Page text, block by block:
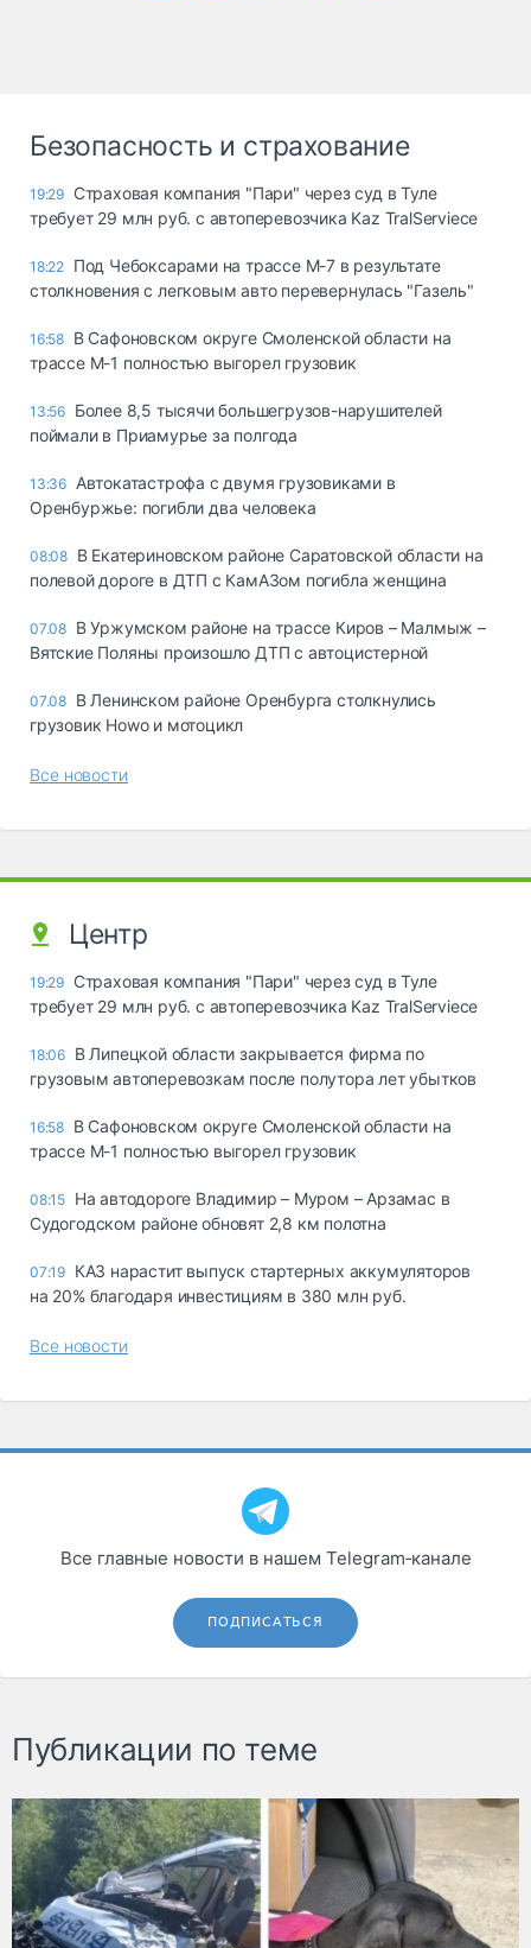
Безопасность и страхование
19:29 Страховая компания "Пари" через суд в Туле
требует 29 млн руб. с автоперевозчика Kaz TralServiece
18:22 Под Чебоксарами на трассе М-7 в результате
столкновения с легковым авто перевернулась "Газель"
16:58 В Сафоновском округе Смоленской области на
трассе М-1 полностью выгорел грузовик
13:56 Более 8,5 тысячи большегрузов-нарушителей
поймали в Приамурье за полгода
13:36 Автокатастрофа с двумя грузовиками в
Оренбуржье: погибли два человека
08:08 В Екатериновском районе Саратовской области на
полевой дороге в ДТП с КамАЗом погибла женщина
07.08 В Уржумском районе на трассе Киров – Малмыж –
Вятские Поляны произошло ДТП с автоцистерной
07.08 В Ленинском районе Оренбурга столкнулись
грузовик Howo и мотоцикл
Все новости
Центр
19:29 Страховая компания "Пари" через суд в Туле
требует 29 млн руб. с автоперевозчика Kaz TralServiece
18:06 В Липецкой области закрывается фирма по
грузовым автоперевозкам после полутора лет убытков
16:58 В Сафоновском округе Смоленской области на
трассе М-1 полностью выгорел грузовик
08:15 На автодороге Владимир – Муром – Арзамас в
Судогодском районе обновят 2,8 км полотна
07:19 КАЗ нарастит выпуск стартерных аккумуляторов
на 20% благодаря инвестициям в 380 млн руб.
Все новости
Все главные новости в нашем Telegram‑канале
ПОДПИСАТЬСЯ
Публикации по теме